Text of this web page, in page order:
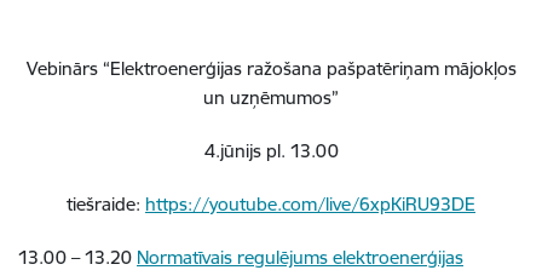
Vebinārs “Elektroenerģijas ražošana pašpatēriņam mājokļos
un uzņēmumos”
4.jūnijs pl. 13.00
tiešraide: https://youtube.com/live/6xpKiRU93DE
13.00 – 13.20 Normatīvais regulējums elektroenerģijas